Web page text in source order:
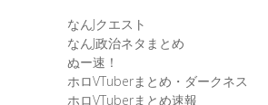
なんJクエスト
なんJ政治ネタまとめ
ぬー速！
ホロVTuberまとめ・ダークネス
ホロVTuberまとめ速報